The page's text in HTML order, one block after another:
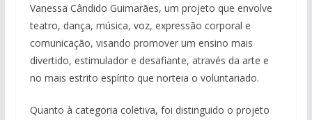
Vanessa Cândido Guimarães, um projeto que envolve
teatro, dança, música, voz, expressão corporal e
comunicação, visando promover um ensino mais
divertido, estimulador e desafiante, através da arte e
no mais estrito espírito que norteia o voluntariado.
Quanto à categoria coletiva, foi distinguido o projeto